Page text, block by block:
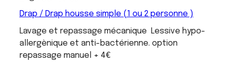
Drap / Drap housse simple (1 ou 2 personne )
Lavage et repassage mécanique Lessive hypo-
allergènique et anti-bactérienne. option
repassage manuel + 4€